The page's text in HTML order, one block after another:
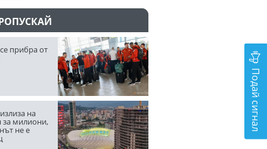
прибра от
на
за милиони,
не е Подай сигнал